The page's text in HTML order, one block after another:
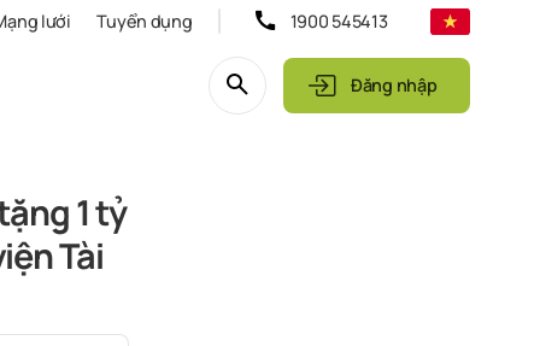
lưới Tuyển dụng 1900 545413
Đăng nhập
1 tỷ
Tài